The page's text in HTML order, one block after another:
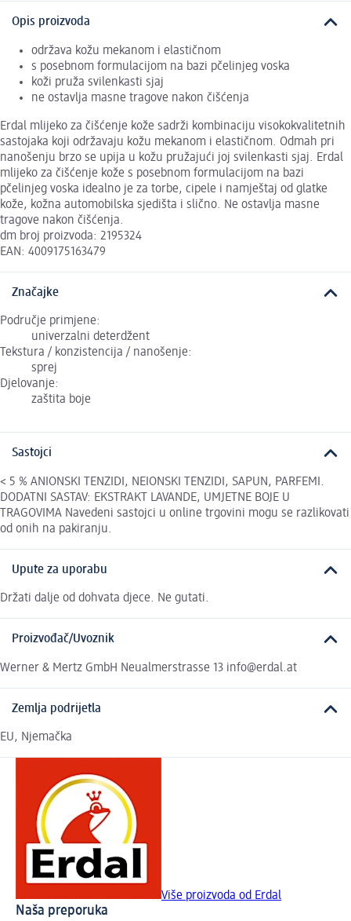
Opis proizvoda
održava kožu mekanom i elastičnom
s posebnom formulacijom na bazi pčelinjeg voska
koži pruža svilenkasti sjaj
ne ostavlja masne tragove nakon čišćenja
Erdal mlijeko za čišćenje kože sadrži kombinaciju visokokvalitetnih
sastojaka koji održavaju kožu mekanom i elastičnom. Odmah pri
nanošenju brzo se upija u kožu pružajući joj svilenkasti sjaj. Erdal
mlijeko za čišćenje kože s posebnom formulacijom na bazi
pčelinjeg voska idealno je za torbe, cipele i namještaj od glatke
kože, kožna automobilska sjedišta i slično. Ne ostavlja masne
tragove nakon čišćenja.
dm broj proizvoda: 2195324
EAN: 4009175163479
Značajke
Područje primjene:
univerzalni deterdžent
Tekstura / konzistencija / nanošenje:
sprej
Djelovanje:
zaštita boje
Sastojci
< 5 % ANIONSKI TENZIDI, NEIONSKI TENZIDI, SAPUN, PARFEMI.
DODATNI SASTAV: EKSTRAKT LAVANDE, UMJETNE BOJE U
TRAGOVIMA Navedeni sastojci u online trgovini mogu se razlikovati
od onih na pakiranju.
Upute za uporabu
Držati dalje od dohvata djece. Ne gutati.
Proizvođač/Uvoznik
Werner & Mertz GmbH Neualmerstrasse 13 info@erdal.at
Zemlja podrijetla
EU, Njemačka
Više proizvoda od Erdal
Naša preporuka